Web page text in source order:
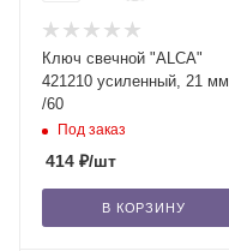
Ключ свечной "ALCA"
421210 усиленный, 21 мм
/60
Под заказ
414 ₽/шт
В КОРЗИНУ